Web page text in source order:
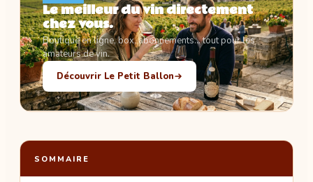
Le meilleur du vin directement
chez vous.
Boutique en ligne, box, abonnements… tout pour les
amateurs de vin.
Découvrir Le Petit Ballon
SOMMAIRE